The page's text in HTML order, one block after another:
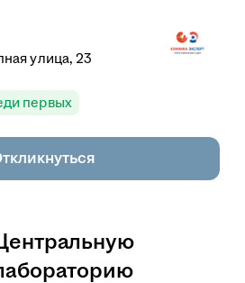
улица, 23
первых